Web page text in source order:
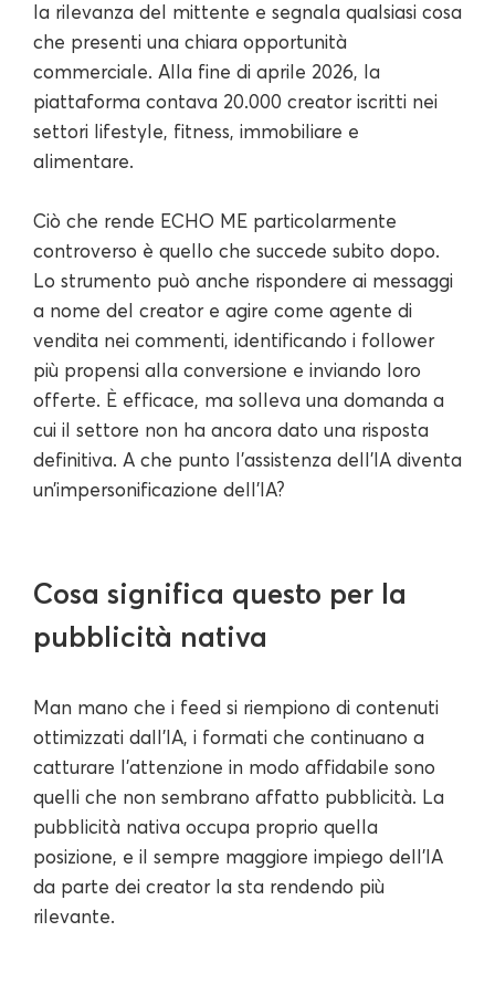
la rilevanza del mittente e segnala qualsiasi cosa
che presenti una chiara opportunità
commerciale. Alla fine di aprile 2026, la
piattaforma contava 20.000 creator iscritti nei
settori lifestyle, fitness, immobiliare e
alimentare.
Ciò che rende ECHO ME particolarmente
controverso è quello che succede subito dopo.
Lo strumento può anche rispondere ai messaggi
a nome del creator e agire come agente di
vendita nei commenti, identificando i follower
più propensi alla conversione e inviando loro
offerte. È efficace, ma solleva una domanda a
cui il settore non ha ancora dato una risposta
definitiva. A che punto l’assistenza dell’IA diventa
un’impersonificazione dell’IA?
Cosa significa questo per la
pubblicità nativa
Man mano che i feed si riempiono di contenuti
ottimizzati dall'IA, i formati che continuano a
catturare l'attenzione in modo affidabile sono
quelli che non sembrano affatto pubblicità. La
pubblicità nativa occupa proprio quella
posizione, e il sempre maggiore impiego dell'IA
da parte dei creator la sta rendendo più
rilevante.